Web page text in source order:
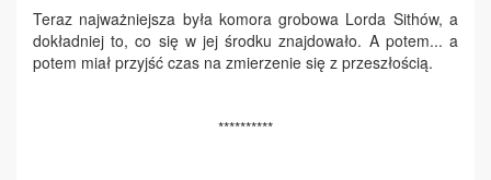
Teraz najważniejsza była komora grobowa Lorda Sithów, a
dokładniej to, co się w jej środku znajdowało. A potem... a
potem miał przyjść czas na zmierzenie się z przeszłością.
**********